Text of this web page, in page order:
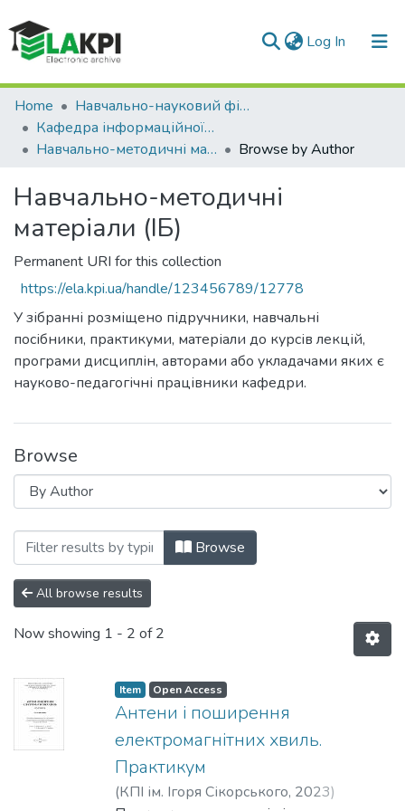
Log In (current)
Communities & Collections
All of DSpace
Home
Навчально-науковий фізико-технічний інститут (НН ФТІ)
Кафедра інформаційної безпеки (ІБ)
Навчально-методичні матеріали (ІБ)
Browse by Author
Навчально-методичні
матеріали (ІБ)
Permanent URI for this collection
https://ela.kpi.ua/handle/123456789/12778
У зібранні розміщено підручники, навчальні
посібники, практикуми, матеріали до курсів лекцій,
програми дисциплін, авторами або укладачами яких є
науково-педагогічні працівники кафедри.
Browse
Browsing Навчально-методичні
Browse
All browse results
Now showing 1 - 2 of 2
Item Open Access
Антени і поширення
електромагнітних хвиль.
Практикум
(КПІ ім. Ігоря Сікорського, 2023)